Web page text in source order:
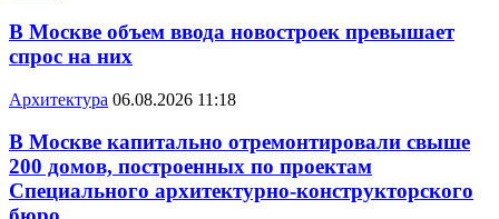
В Москве объем ввода новостроек превышает
спрос на них
Архитектура 06.08.2026 11:18
В Москве капитально отремонтировали свыше
200 домов, построенных по проектам
Специального архитектурно-конструкторского